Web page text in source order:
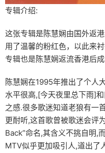
专辑介绍:
这张专辑是陈慧娴由国外返
用了温馨的粉红色，以此来
专辑也是陈慧娴返流香港后成
陈慧娴在1995年推出了个人
水平很高,[今天夜里总下雨]
之感.很多歌迷知道老狼有一
更耐听,这首歌曾被歌迷会评
Back”命名,其含义不挑自明,
MTV似乎更加吸引人,道出了